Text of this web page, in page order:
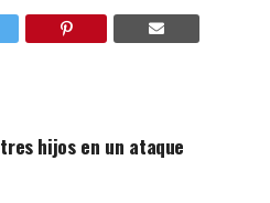
hijos en un ataque